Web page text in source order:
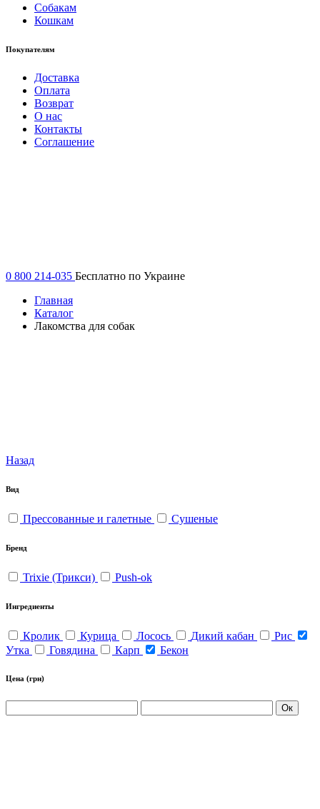
Собакам
Кошкам
Покупателям
Доставка
Оплата
Возврат
О нас
Контакты
Соглашение
0 800 214-035 Бесплатно по Украине
Главная
Каталог
Лакомства для собак
Назад
Вид
Прессованные и галетные Сушеные
Бренд
Trixie (Трикси) Push-ok
Ингредиенты
Кролик Курица Лосось Дикий кабан
Рис
Утка
Говядина Карп Бекон
Цена (грн)
Ок